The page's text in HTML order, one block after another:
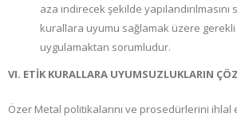
aza indirecek şekilde
kurallara uyumu sağlamak üzere gerekli
uygulamaktan sorumludur.
VI. ETİK KURALLARA UYUMSUZLUKLARIN
Özer Metal politikalarını ve prosedürlerini